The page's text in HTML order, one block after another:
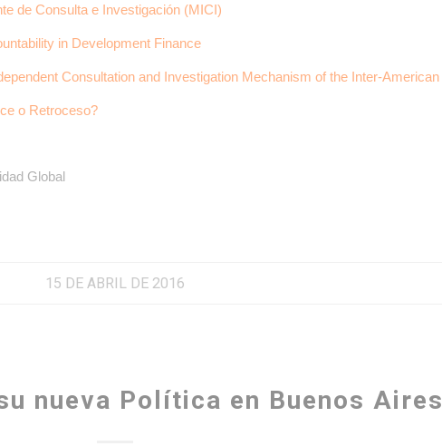
de Consulta e Investigación (MICI)
in Development Finance
Consultation and Investigation Mechanism of the Inter-American
o Retroceso?
Global
15 DE ABRIL DE 2016
nueva Política en Buenos Aires